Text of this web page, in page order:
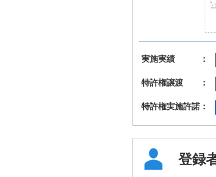
実施実績 ：
特許権譲渡 ：
特許権実施許諾：
登録